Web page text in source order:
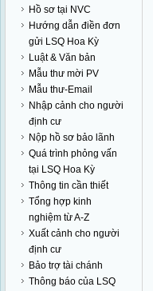
Hồ sơ tại NVC
Hướng dẫn điền đơn
gửi LSQ Hoa Kỳ
Luật & Văn bản
Mẫu thư mời PV
Mẫu thư-Email
Nhập cảnh cho người
định cư
Nộp hồ sơ bảo lãnh
Quá trình phỏng vấn
tại LSQ Hoa Kỳ
Thông tin cần thiết
Tổng hợp kinh
nghiệm từ A-Z
Xuất cảnh cho người
định cư
Bảo trợ tài chánh
Thông báo của LSQ